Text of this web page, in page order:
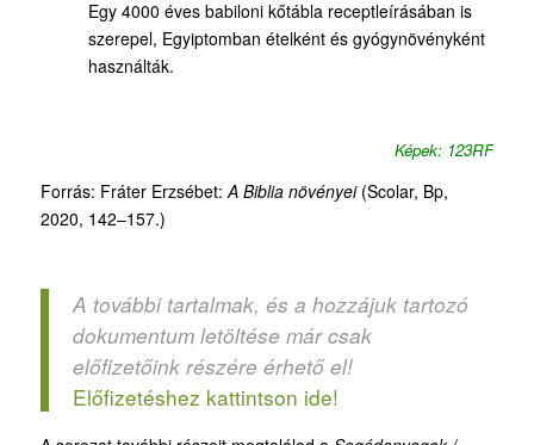
Egy 4000 éves babiloni kőtábla receptleírásában is
szerepel, Egyiptomban ételként és gyógynövényként
használták.
Képek: 123RF
Forrás: Fráter Erzsébet: A Biblia növényei(Scolar, Bp,
2020, 142–157.)
A további tartalmak, és a hozzájuk tartozó
dokumentum letöltése már csak
előfizetőink részére érhető el!
Előfizetéshez kattintson ide!